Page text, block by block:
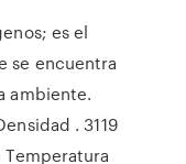
es el
se encuentra
ambiente.
. 3119